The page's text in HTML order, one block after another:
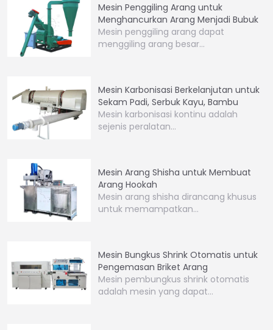
Mesin Penggiling Arang untuk
Menghancurkan Arang Menjadi Bubuk
Mesin penggiling arang dapat
menggiling arang besar…
Mesin Karbonisasi Berkelanjutan untuk
Sekam Padi, Serbuk Kayu, Bambu
Mesin karbonisasi kontinu adalah
sejenis peralatan…
Mesin Arang Shisha untuk Membuat
Arang Hookah
Mesin arang shisha dirancang khusus
untuk memampatkan…
Mesin Bungkus Shrink Otomatis untuk
Pengemasan Briket Arang
Mesin pembungkus shrink otomatis
adalah mesin yang dapat…